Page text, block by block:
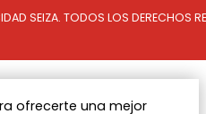
ofrecerte una mejor
SEIZA. TODOS LOS DERECHOS